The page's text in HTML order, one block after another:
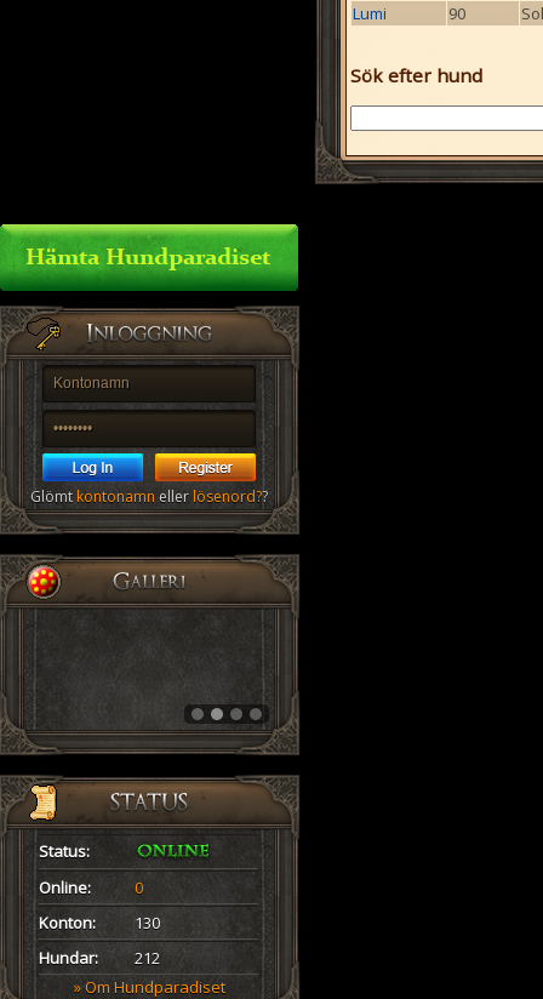
Lumi
90
Sök efter hund
Glömtkontonamn eller lösenord??
Status:
Online:
0
Konton:
130
Hundar:
212
» Om Hundparadiset